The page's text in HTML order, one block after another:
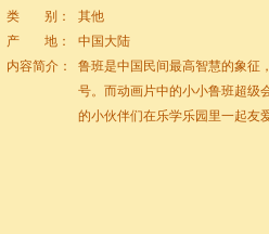
类
别：
其他
产
地：
中国大陆
内容简介：
鲁班是中国民间最高智慧的象征
号。而动画片中的小小鲁班超级
的小伙伴们在乐学乐园里一起友